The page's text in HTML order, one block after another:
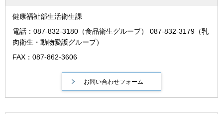
健康福祉部生活衛生課
電話：087-832-3180（食品衛生グループ） 087-832-3179（乳
肉衛生・動物愛護グループ）
FAX：087-862-3606